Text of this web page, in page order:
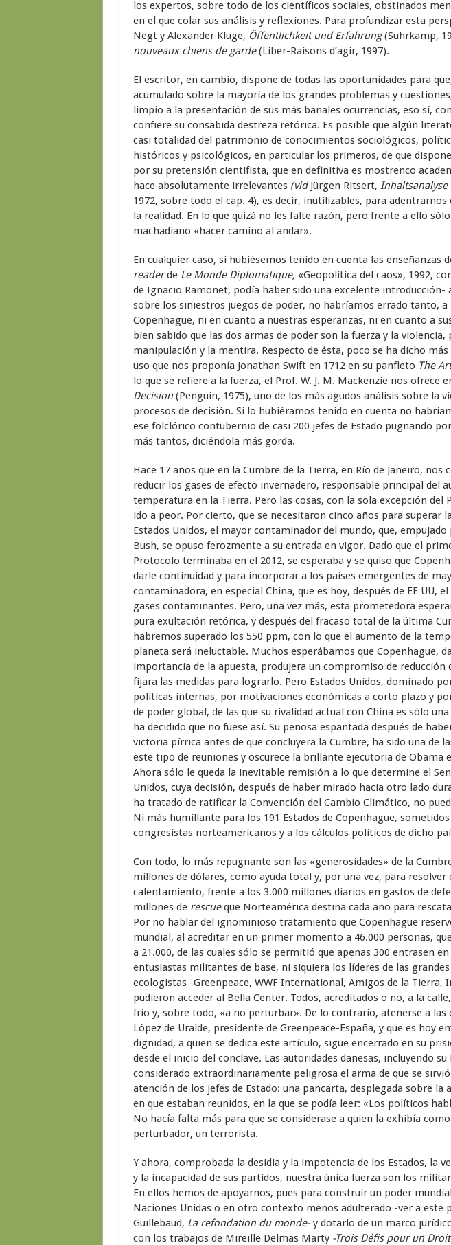
los expertos, sobre todo de los científicos sociales, obstinados
en el que colar sus análisis y reflexiones. Para profundizar esta
Negt y Alexander Kluge, Öffentlichkeit und Erfahrung(Suhrkamp,
nouveaux chiens de garde(Liber-Raisons d’agir, 1997).
El escritor, en cambio, dispone de todas las oportunidades para
acumulado sobre la mayoría de los grandes problemas y
limpio a la presentación de sus más banales ocurrencias, eso sí,
confiere su consabida destreza retórica. Es posible que algún
casi totalidad del patrimonio de conocimientos sociológicos,
históricos y psicológicos, en particular los primeros, de que
por su pretensión cientifista, que en definitiva es mostrenco
hace absolutamente irrelevantes (vidJürgen Ritsert,
1972, sobre todo el cap. 4), es decir, inutilizables, para
la realidad. En lo que quizá no les falte razón, pero frente a ello
machadiano «hacer camino al andar».
En cualquier caso, si hubiésemos tenido en cuenta las enseñanzas
readerde Le Monde Diplomatique, «Geopolítica del caos», 1992,
de Ignacio Ramonet, podía haber sido una excelente introducción-
sobre los siniestros juegos de poder, no habríamos errado tanto,
Copenhague, ni en cuanto a nuestras esperanzas, ni en cuanto a
bien sabido que las dos armas de poder son la fuerza y la violencia,
manipulación y la mentira. Respecto de ésta, poco se ha dicho más
uso que nos proponía Jonathan Swift en 1712 en su panfleto The
lo que se refiere a la fuerza, el Prof. W. J. M. Mackenzie nos ofrece
Decision(Penguin, 1975), uno de los más agudos análisis sobre la
procesos de decisión. Si lo hubiéramos tenido en cuenta no
ese folclórico contubernio de casi 200 jefes de Estado pugnando
más tantos, diciéndola más gorda.
Hace 17 años que en la Cumbre de la Tierra, en Río de Janeiro,
reducir los gases de efecto invernadero, responsable principal del
temperatura en la Tierra. Pero las cosas, con la sola excepción del
ido a peor. Por cierto, que se necesitaron cinco años para superar
Estados Unidos, el mayor contaminador del mundo, que,
Bush, se opuso ferozmente a su entrada en vigor. Dado que el
Protocolo terminaba en el 2012, se esperaba y se quiso que
darle continuidad y para incorporar a los países emergentes de
contaminadora, en especial China, que es hoy, después de EE UU,
gases contaminantes. Pero, una vez más, esta prometedora
pura exultación retórica, y después del fracaso total de la última
habremos superado los 550 ppm, con lo que el aumento de la
planeta será ineluctable. Muchos esperábamos que Copenhague,
importancia de la apuesta, produjera un compromiso de reducción
fijara las medidas para lograrlo. Pero Estados Unidos, dominado
políticas internas, por motivaciones económicas a corto plazo y
de poder global, de las que su rivalidad actual con China es sólo
ha decidido que no fuese así. Su penosa espantada después de
victoria pírrica antes de que concluyera la Cumbre, ha sido una de
este tipo de reuniones y oscurece la brillante ejecutoria de Obama
Ahora sólo le queda la inevitable remisión a lo que determine el
Unidos, cuya decisión, después de haber mirado hacia otro lado
ha tratado de ratificar la Convención del Cambio Climático, no
Ni más humillante para los 191 Estados de Copenhague,
congresistas norteamericanos y a los cálculos políticos de dicho
Con todo, lo más repugnante son las «generosidades» de la
millones de dólares, como ayuda total y, por una vez, para resolver
calentamiento, frente a los 3.000 millones diarios en gastos de
millones de rescueque Norteamérica destina cada año para
Por no hablar del ignominioso tratamiento que Copenhague
mundial, al acreditar en un primer momento a 46.000 personas,
a 21.000, de las cuales sólo se permitió que apenas 300 entrasen
entusiastas militantes de base, ni siquiera los líderes de las
ecologistas -Greenpeace, WWF International, Amigos de la Tierra,
pudieron acceder al Bella Center. Todos, acreditados o no, a la
frío y, sobre todo, «a no perturbar». De lo contrario, atenerse a las
López de Uralde, presidente de Greenpeace-España, y que es hoy
dignidad, a quien se dedica este artículo, sigue encerrado en su
desde el inicio del conclave. Las autoridades danesas, incluyendo su
considerado extraordinariamente peligrosa el arma de que se
atención de los jefes de Estado: una pancarta, desplegada sobre la
en que estaban reunidos, en la que se podía leer: «Los políticos
No hacía falta más para que se considerase a quien la exhibía
perturbador, un terrorista.
Y ahora, comprobada la desidia y la impotencia de los Estados, la
y la incapacidad de sus partidos, nuestra única fuerza son los
En ellos hemos de apoyarnos, pues para construir un poder
Naciones Unidas o en otro contexto menos adulterado -ver a este
Guillebaud, La refondation du monde-y dotarlo de un marco
con los trabajos de Mireille Delmas Marty -Trois Défis pour un